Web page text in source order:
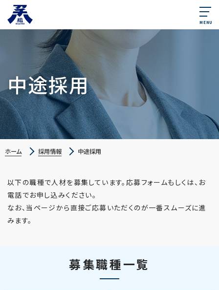
MENU
中途採用
ホーム 採用情報 中途採用
以下の職種で人材を募集しています。応募フォームもしくは、お
電話でお申し込みください。
なお、当ページから直接ご応募いただくのが一番スムーズに進
みます。
募集職種一覧